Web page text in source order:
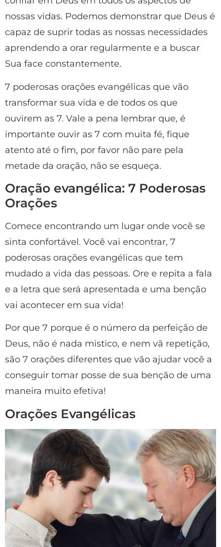
nossas vidas. Podemos demonstrar que Deus é
capaz de suprir todas as nossas necessidades
aprendendo a orar regularmente e a buscar
Sua face constantemente.
7 poderosas orações evangélicas que vão
transformar sua vida e de todos os que
ouvirem as 7. Vale a pena lembrar que, é
importante ouvir as 7 com muita fé, fique
atento até o fim, por favor não pare pela
metade da oração, não se esqueça.
Oração evangélica: 7 Poderosas
Orações
Comece encontrando um lugar onde você se
sinta confortável. Você vai encontrar, 7
poderosas orações evangélicas que tem
mudado a vida das pessoas. Ore e repita a fala
e a letra que será apresentada e uma benção
vai acontecer em sua vida!
Por que 7 porque é o número da perfeição de
Deus, não é nada mistico, e nem vã repetição,
são 7 orações diferentes que vão ajudar você a
conseguir tomar posse de sua benção de uma
maneira muito efetiva!
Orações Evangélicas